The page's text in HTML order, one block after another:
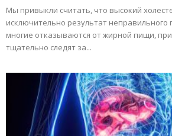
Мы привыкли считать, что высокий
исключительно результат неправильного
многие отказываются от жирной пищи,
тщательно следят за...